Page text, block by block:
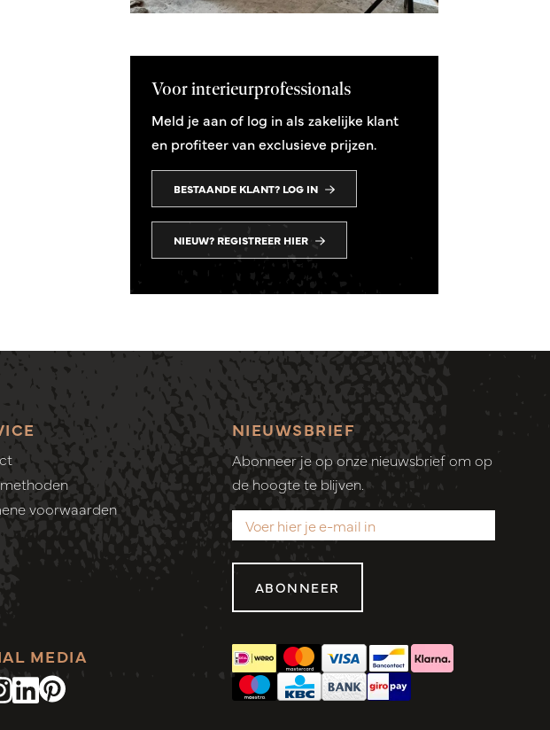
Voor interieurprofessionals
Meld je aan of log in als zakelijke klant
en profiteer van exclusieve prijzen.
BESTAANDE KLANT? LOG IN
NIEUW? REGISTREER HIER
voorwaarden
MEDIA
NIEUWSBRIEF
Abonneer je op onze nieuwsbrief om op
de hoogte te blijven.
ABONNEER